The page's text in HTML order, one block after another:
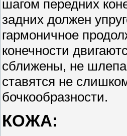
шагом передних
задних должен
гармоничное
конечности
сближены, не
ставятся не
бочкообразности.
КОЖА: